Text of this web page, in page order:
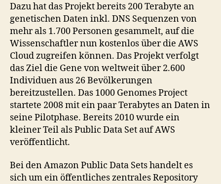
Dazu hat das Projekt bereits 200 Terabyte an
genetischen Daten inkl. DNS Sequenzen von
mehr als 1.700 Personen gesammelt, auf die
Wissenschaftler nun kostenlos über die AWS
Cloud zugreifen können. Das Projekt verfolgt
das Ziel die Gene von weltweit über 2.600
Individuen aus 26 Bevölkerungen
bereitzustellen. Das 1000 Genomes Project
startete 2008 mit ein paar Terabytes an Daten in
seine Pilotphase. Bereits 2010 wurde ein
kleiner Teil als Public Data Set auf AWS
veröffentlicht.
Bei den Amazon Public Data Sets handelt es
sich um ein öffentliches zentrales Repository